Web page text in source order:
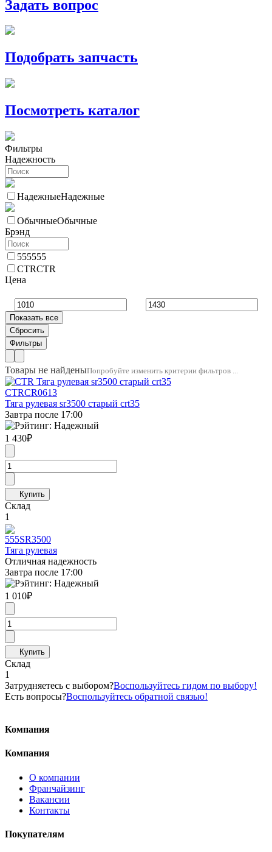
Задать вопрос
Подобрать запчасть
Посмотреть каталог
Фильтры
Надежность
НадежныеНадежные
ОбычныеОбычные
Брэнд
555555
CTRCTR
Цена
Товары не найденыПопробуйте изменить критерии фильтров ...
CTRCR0613
Тяга рулевая sr3500 старый crt35
Завтра после 17:00
1 430₽
Склад
1
555SR3500
Тяга рулевая
Отличная надежность
Завтра после 17:00
1 010₽
Склад
1
Затрудняетесь с выбором?Воспользуйтесь гидом по выбору!
Есть вопросы?Воспользуйтесь обратной связью!
Компания
Компания
О компании
Франчайзинг
Вакансии
Контакты
Покупателям